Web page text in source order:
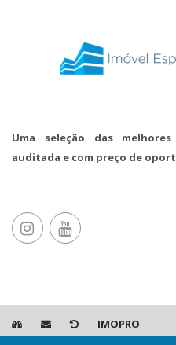
Uma seleção das
auditada e com preço de
IMOPRO